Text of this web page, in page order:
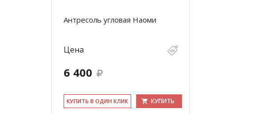
Антресоль угловая Наоми
Цена
6 400
КУ­ПИТЬ В ОДИН КЛИК КУПИТЬ